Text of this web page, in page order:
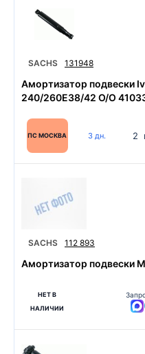
SACHS 131948
Амортизатор подвески
240/260E38/42 O/O
ПС МОСКВА 3 дн. 2
SACHS 112 893
Амортизатор подвески
НЕТ В
НАЛИЧИИ